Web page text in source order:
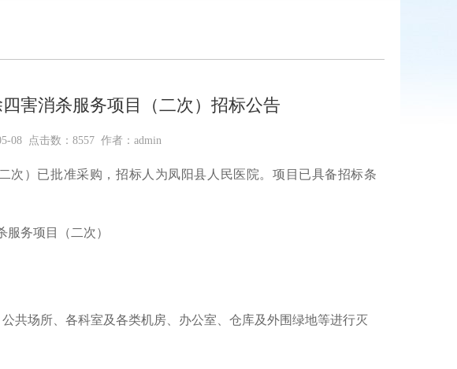
害消杀服务项目（二次）招标公告
08 点击数：8557 作者：admin
次）已批准采购，招标人为凤阳县人民医院。项目已具备招标条
服务项目（ 二次）
共场所、各科室及各类机房、办公室、仓库及外围绿地等进行灭